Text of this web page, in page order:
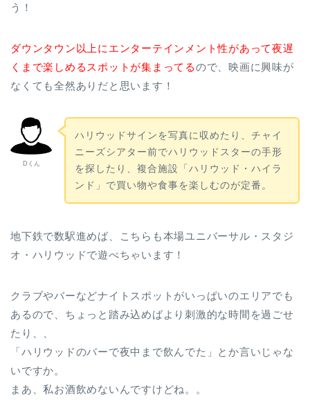
う！
ダウンタウン以上にエンターテインメント性があって夜遅
くまで楽しめるスポットが集まってるので、映画に興味が
なくても全然ありだと思います！
Dくん
ハリウッドサインを写真に収めたり、チャイ
ニーズシアター前でハリウッドスターの手形
を探したり、複合施設「ハリウッド・ハイラ
ンド」で買い物や食事を楽しむのが定番。
地下鉄で数駅進めば、こちらも本場ユニバーサル・スタジ
オ・ハリウッドで遊べちゃいます！
クラブやバーなどナイトスポットがいっぱいのエリアでも
あるので、ちょっと踏み込めばより刺激的な時間を過ごせ
たり、、
「ハリウッドのバーで夜中まで飲んでた」とか言いじゃな
いですか。
まあ、私お酒飲めないんですけどね。。